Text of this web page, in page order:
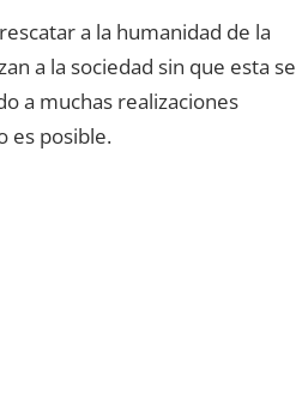
a la humanidad de la
a la sociedad sin que esta se
a muchas realizaciones
es posible.